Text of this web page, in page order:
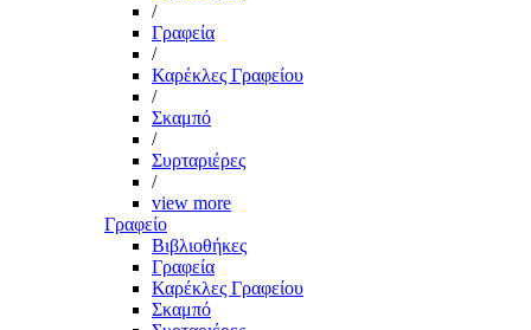
/
Γραφεία
/
Καρέκλες Γραφείου
/
Σκαμπό
/
Συρταριέρες
/
view more
Γραφείο
Βιβλιοθήκες
Γραφεία
Καρέκλες Γραφείου
Σκαμπό